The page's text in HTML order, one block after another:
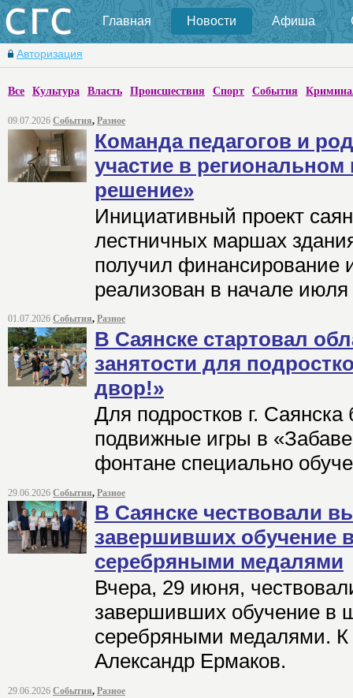
Главная Новости Афиша
Авторизация
Все Культура Власть Происшествия Спорт События
09.07.2026 События, Разное
Команда педагогов и
участие в региональном
решение»
Инициативный проект
лестничных маршах
получил финансирование
реализован в начале июля
01.07.2026 События, Разное
В Саянске стартовал
занятости для
двор!»
Для подростков г.
подвижные игры в
фонтане специально
29.06.2026 События, Разное
В Саянске чествовали
завершивших обучение
серебряными медалями
Вчера, 29 июня,
завершивших обучение в
серебряными медалями. К
Александр Ермаков.
29.06.2026 События, Разное